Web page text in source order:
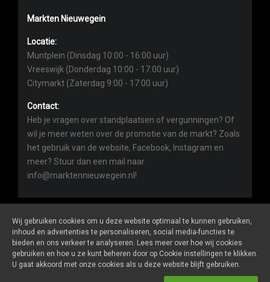
Markten Nieuwegein
Locatie:
Muntplein (Dinsdag 10:00 - 16:00 uur)
Vreeswijk (Donderdag 10:00 - 17:00 uur)
Citymarkt (Zaterdag 9:00 - 17:00 uur)
Contact:
Heb je vragen over standplaatsen of vergunningen? Of
wil je meer weten over de promotie van de markt? Zoals
het gebruik van de website, Facebook, Instagram en
meer? Stuur dan een mail naar
info@marktennieuwegein.nl!
Marktennieuwegein.nlis een website van De Markt Online
ALGEMENE VOORWAARDEN
ONDERNEMERS LOGIN
Wij gebruiken cookies om u deze website optimaal te kunnen gebruiken,
inhoud en advertenties te personaliseren, social media-functies te
bieden en ons verkeer te analyseren. Lees meer over hoe wij cookies
gebruiken en hoe u ze kunt beheren door op Cookie instellingen te klikken.
U gaat akkoord met onze cookies als u deze website blijft gebruiken.